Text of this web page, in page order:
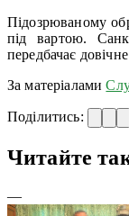
Підозрюваному
під вартою.
передбачає
За матеріалами
Поділитись:
Читайте
—